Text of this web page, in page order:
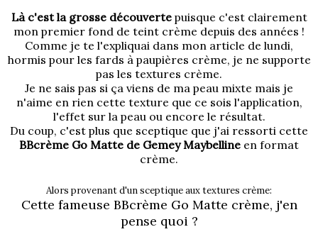
Là c'est la grosse découvertepuisque c'est clairement
mon premier fond de teint crème depuis des années !
Comme je te l'expliquai dans mon article de lundi,
hormis pour les fards à paupières crème, je ne supporte
pas les textures crème.
Je ne sais pas si ça viens de ma peau mixte mais je
n'aime en rien cette texture que ce sois l'application,
l'effet sur la peau ou encore le résultat.
Du coup, c'est plus que sceptique que j'ai ressorti cette
BBcrème Go Matte de Gemey Maybelline en format
crème.
Alors provenant d'un sceptique aux textures crème:
Cette fameuse BBcrème Go Matte crème, j'en
pense quoi ?